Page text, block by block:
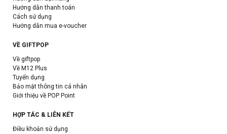
Hướng dẫn thanh toán
Cách sử dụng
Hướng dẫn mua e-voucher
VỀ GIFTPOP
Về giftpop
Về M12 Plus
Tuyển dụng
Bảo mật thông tin cá nhân
Giới thiệu về POP Point
HỢP TÁC & LIÊN KẾT
Điều khoản sử dụng